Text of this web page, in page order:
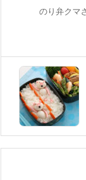
のり弁ク